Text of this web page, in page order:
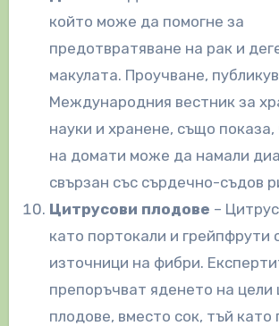
който може да помогне за
предотвратяване на рак и
макулата. Проучване,
Международния вестник за
науки и хранене, също
на домати може да намали
свързан със сърдечно-съдов
Цитрусови плодове –
като портокали и грейпфрути
източници на фибри.
препоръчват яденето на цели
плодове, вместо сок, тъй като